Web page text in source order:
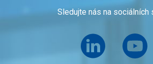
Sledujte nás na sociálních